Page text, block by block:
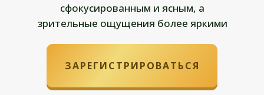
сфокусированным и ясным, а
зрительные ощущения более яркими
ЗАРЕГИСТРИРОВАТЬСЯ